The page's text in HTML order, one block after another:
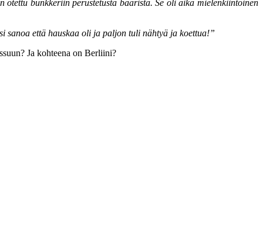
bunkkeriin perustetusta baarista. Se oli aika mielenkiintoinen
sanoa että hauskaa oli ja paljon tuli nähtyä ja koettua!”
Ja kohteena on Berliini?